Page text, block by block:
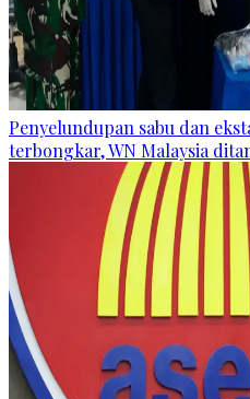
Penyelundupan sabu dan
terbongkar, WN Malaysia